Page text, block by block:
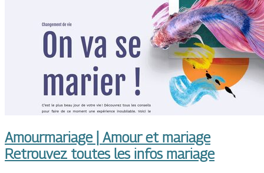
Amourmariage | Amour et mariage
Retrouvez toutes les infos mariage